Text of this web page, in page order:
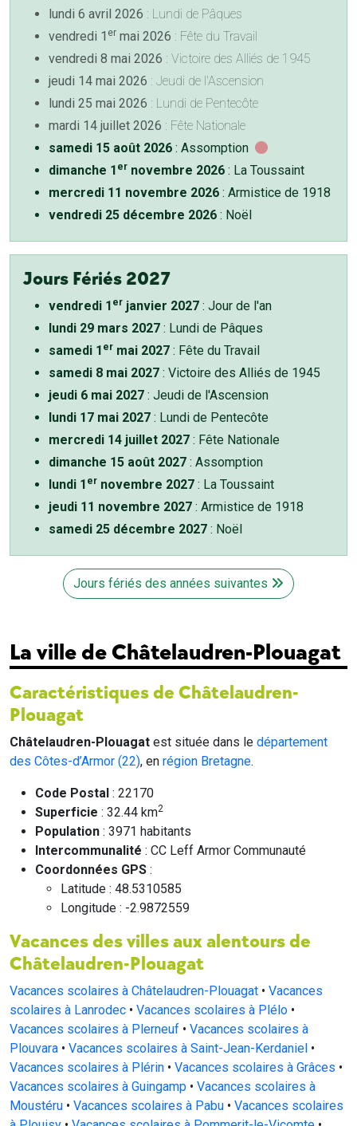
lundi 6 avril 2026 : Lundi de Pâques
vendredi 1 er mai 2026 : Fête du Travail
vendredi 8 mai 2026 : Victoire des Alliés de 1945
jeudi 14 mai 2026 : Jeudi de l'Ascension
lundi 25 mai 2026 : Lundi de Pentecôte
mardi 14 juillet 2026 : Fête Nationale
samedi 15 août 2026 : Assomption
dimanche 1 er novembre 2026 : La Toussaint
mercredi 11 novembre 2026 : Armistice de 1918
vendredi 25 décembre 2026 : Noël
Jours Fériés 2027
vendredi 1 er janvier 2027 : Jour de l'an
lundi 29 mars 2027 : Lundi de Pâques
samedi 1 er mai 2027 : Fête du Travail
samedi 8 mai 2027 : Victoire des Alliés de 1945
jeudi 6 mai 2027 : Jeudi de l'Ascension
lundi 17 mai 2027 : Lundi de Pentecôte
mercredi 14 juillet 2027 : Fête Nationale
dimanche 15 août 2027 : Assomption
lundi 1 er novembre 2027 : La Toussaint
jeudi 11 novembre 2027 : Armistice de 1918
samedi 25 décembre 2027 : Noël
Jours fériés des années suivantes
La ville de Châtelaudren-Plouagat
Caractéristiques de Châtelaudren-
Plouagat
Châtelaudren-Plouagat est située dans le département
des Côtes-d’Armor (22), en région Bretagne.
Code Postal : 22170
Superficie : 32.44 km2
Population : 3971 habitants
Intercommunalité : CC Leff Armor Communauté
Coordonnées GPS :
Latitude : 48.5310585
Longitude : -2.9872559
Vacances des villes aux alentours de
Châtelaudren-Plouagat
Vacances scolaires à Châtelaudren-Plouagat • Vacances
scolaires à Lanrodec • Vacances scolaires à Plélo •
Vacances scolaires à Plerneuf • Vacances scolaires à
Plouvara • Vacances scolaires à Saint-Jean-Kerdaniel •
Vacances scolaires à Plérin • Vacances scolaires à Grâces •
Vacances scolaires à Guingamp • Vacances scolaires à
Moustéru • Vacances scolaires à Pabu • Vacances scolaires